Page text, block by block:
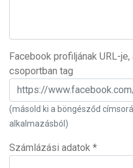
Facebook profiljának URL-
csoportban tag
(másold ki a böngésződ
alkalmazásból)
Számlázási adatok *